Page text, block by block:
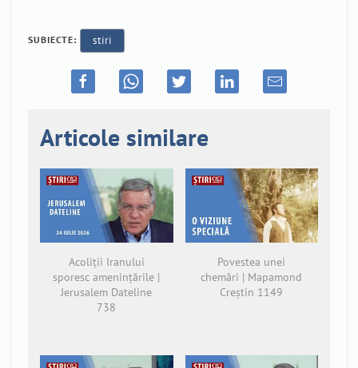
SUBIECTE: stiri
Articole similare
Acoliții Iranului
sporesc amenințările |
Jerusalem Dateline
738
Povestea unei
chemări | Mapamond
Creștin 1149